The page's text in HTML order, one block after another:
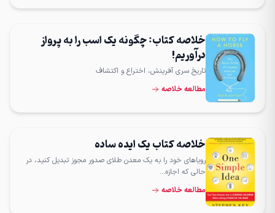
خلاصه کتاب: چگونه یک اسب را به پرواز
درآوریم!
تاریخ سری آفرینش، اختراع و اکتشاف
مطالعه خلاصه
خلاصه کتاب یک ایده ساده
رویاهای خود را به یک معدن طلای صدور مجوز تبدیل کنید، در
حالی که اجازه…
مطالعه خلاصه